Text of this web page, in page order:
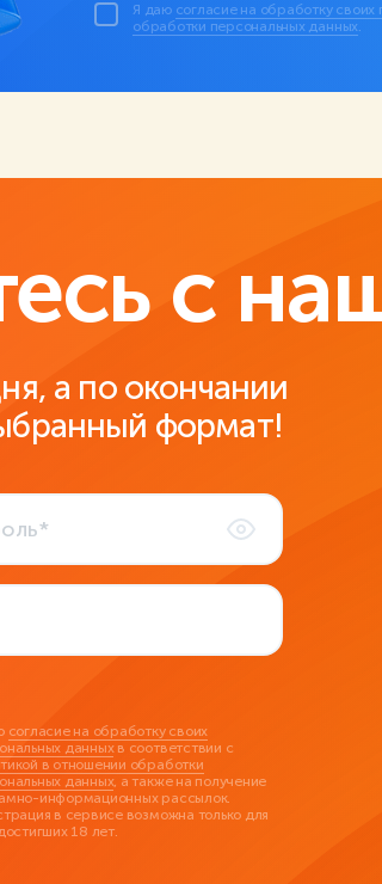
Я даю согласие на обработку
обработки персональных данных.
с
а по окончании
формат!
согласие на обработку своих
данныхв соответствии с
в отношении обработки
данных, а также на получение
информационных рассылок.
в сервисе возможна только для
18 лет.